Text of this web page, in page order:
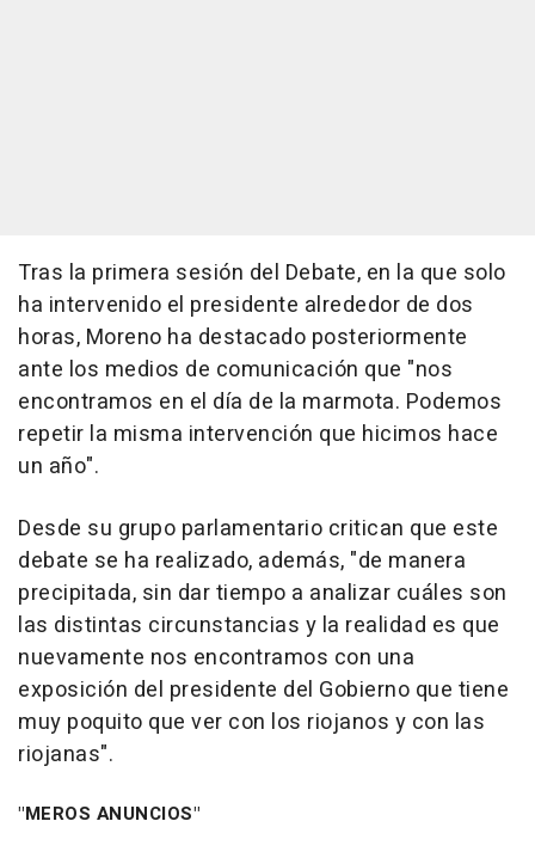
Tras la primera sesión del Debate, en la que solo
ha intervenido el presidente alrededor de dos
horas, Moreno ha destacado posteriormente
ante los medios de comunicación que "nos
encontramos en el día de la marmota. Podemos
repetir la misma intervención que hicimos hace
un año".
Desde su grupo parlamentario critican que este
debate se ha realizado, además, "de manera
precipitada, sin dar tiempo a analizar cuáles son
las distintas circunstancias y la realidad es que
nuevamente nos encontramos con una
exposición del presidente del Gobierno que tiene
muy poquito que ver con los riojanos y con las
riojanas".
"MEROS ANUNCIOS"